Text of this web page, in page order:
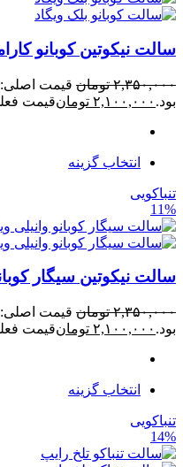
سالت نیکوتین کوبانو
۲,۳۵۰,۰۰۰ تومان
بود. ۲,۱۰۰,۰۰۰ تومانقیمت فعلی: ۲,۱۰۰,۰۰۰
انتخاب گزینه
تنباکویی
11%
سالت نیکوتین سیگار
۲,۳۵۰,۰۰۰ تومان
بود. ۲,۱۰۰,۰۰۰ تومانقیمت فعلی: ۲,۱۰۰,۰۰۰
انتخاب گزینه
تنباکویی
14%